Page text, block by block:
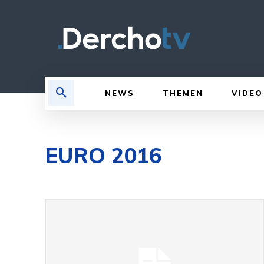
NEWS THEMEN VIDEO
EURO 2016